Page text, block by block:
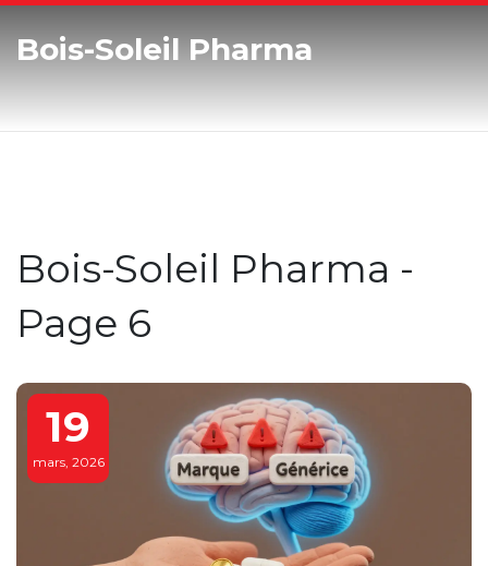
Bois-Soleil Pharma
Bois-Soleil Pharma -
Page 6
19
mars, 2026